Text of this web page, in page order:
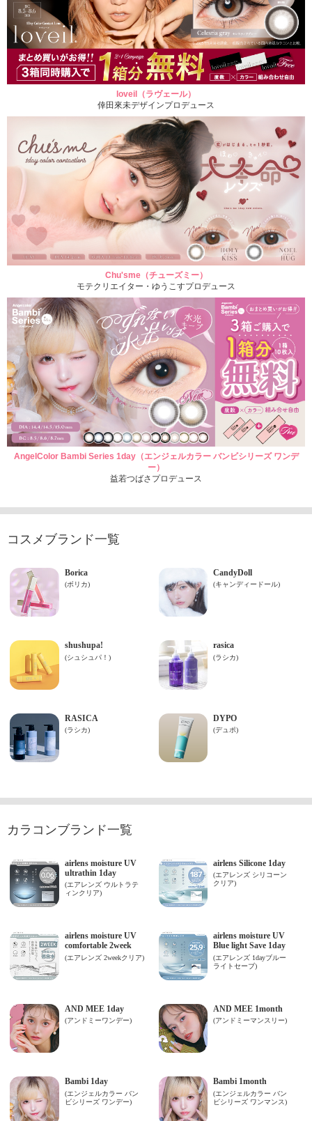
loveil（ラヴェール）
倖田來未デザインプロデュース
Chu'sme（チューズミー）
モテクリエイター・ゆうこすプロデュース
AngelColor Bambi Series 1day（エンジェルカラー バンビシリーズ ワンデ
ー）
益若つばさプロデュース
コスメブランド一覧
カラコンブランド一覧